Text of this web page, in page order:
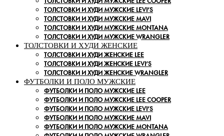
ТОЛСТОВКИ И ХУДИ МУЖСКИЕ LEVI’S
ТОЛСТОВКИ И ХУДИ МУЖСКИЕ MAVI
ТОЛСТОВКИ И ХУДИ МУЖСКИЕ MONTANA
ТОЛСТОВКИ И ХУДИ МУЖСКИЕ WRANGLER
ТОЛСТОВКИ И ХУДИ ЖЕНСКИЕ
ТОЛСТОВКИ И ХУДИ ЖЕНСКИЕ LEE
ТОЛСТОВКИ И ХУДИ ЖЕНСКИЕ LEVI’S
ТОЛСТОВКИ И ХУДИ ЖЕНСКИЕ WRANGLER
ФУТБОЛКИ И ПОЛО МУЖСКИЕ
ФУТБОЛКИ И ПОЛО МУЖСКИЕ LEE
ФУТБОЛКИ И ПОЛО МУЖСКИЕ LEE COOPER
ФУТБОЛКИ И ПОЛО МУЖСКИЕ LEVI’S
ФУТБОЛКИ И ПОЛО МУЖСКИЕ MAVI
ФУТБОЛКИ И ПОЛО МУЖСКИЕ MONTANA